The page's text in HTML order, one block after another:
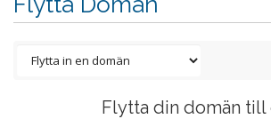
Flytta din domän till